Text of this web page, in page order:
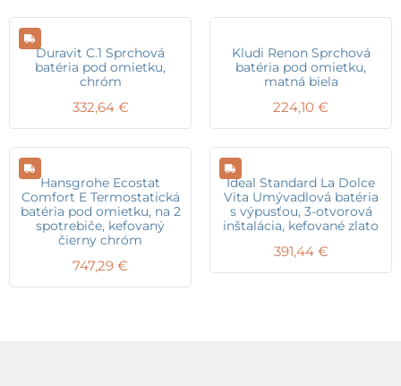
Duravit C.1 Sprchová
batéria pod omietku,
chróm
332,64 €
Kludi Renon Sprchová
batéria pod omietku,
matná biela
224,10 €
Hansgrohe Ecostat
Comfort E Termostatická
batéria pod omietku, na 2
spotrebiče, kefovaný
čierny chróm
747,29 €
Ideal Standard La Dolce
Vita Umývadlová batéria
s výpusťou, 3-otvorová
inštalácia, kefované zlato
391,44 €